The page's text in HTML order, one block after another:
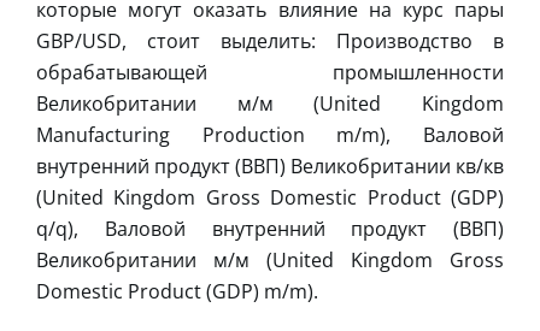
которые могут оказать влияние на курс пары
GBP/USD, стоит выделить: Производство в
обрабатывающей промышленности
Великобритании м/м (United Kingdom
Manufacturing Production m/m), Валовой
внутренний продукт (ВВП) Великобритании кв/кв
(United Kingdom Gross Domestic Product (GDP)
q/q), Валовой внутренний продукт (ВВП)
Великобритании м/м (United Kingdom Gross
Domestic Product (GDP) m/m).